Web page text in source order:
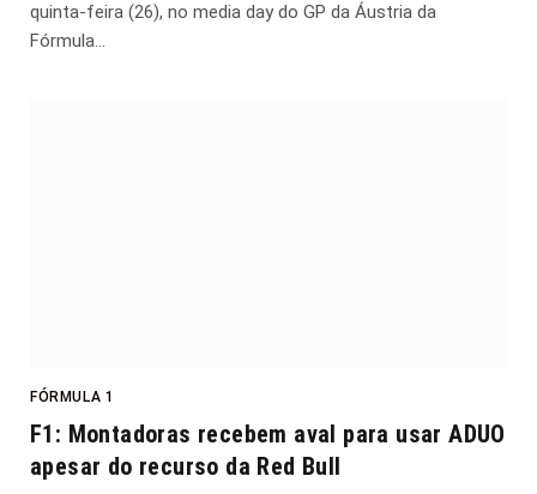
quinta-feira (26), no media day do GP da Áustria da
Fórmula…
FÓRMULA 1
F1: Montadoras recebem aval para usar ADUO
apesar do recurso da Red Bull